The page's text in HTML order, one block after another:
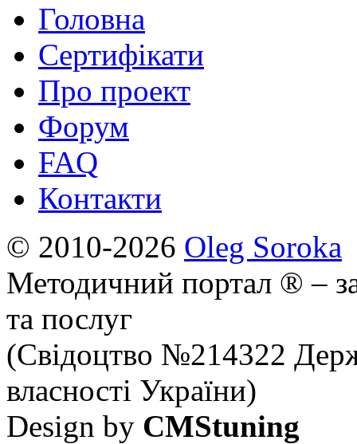
Головна
Сертифікати
Про проект
Форум
FAQ
Контакти
© 2010-2026 Oleg Soroka
Методичний портал ® –
та послуг
(Свідоцтво №214322
власності України)
Design by CMStuning